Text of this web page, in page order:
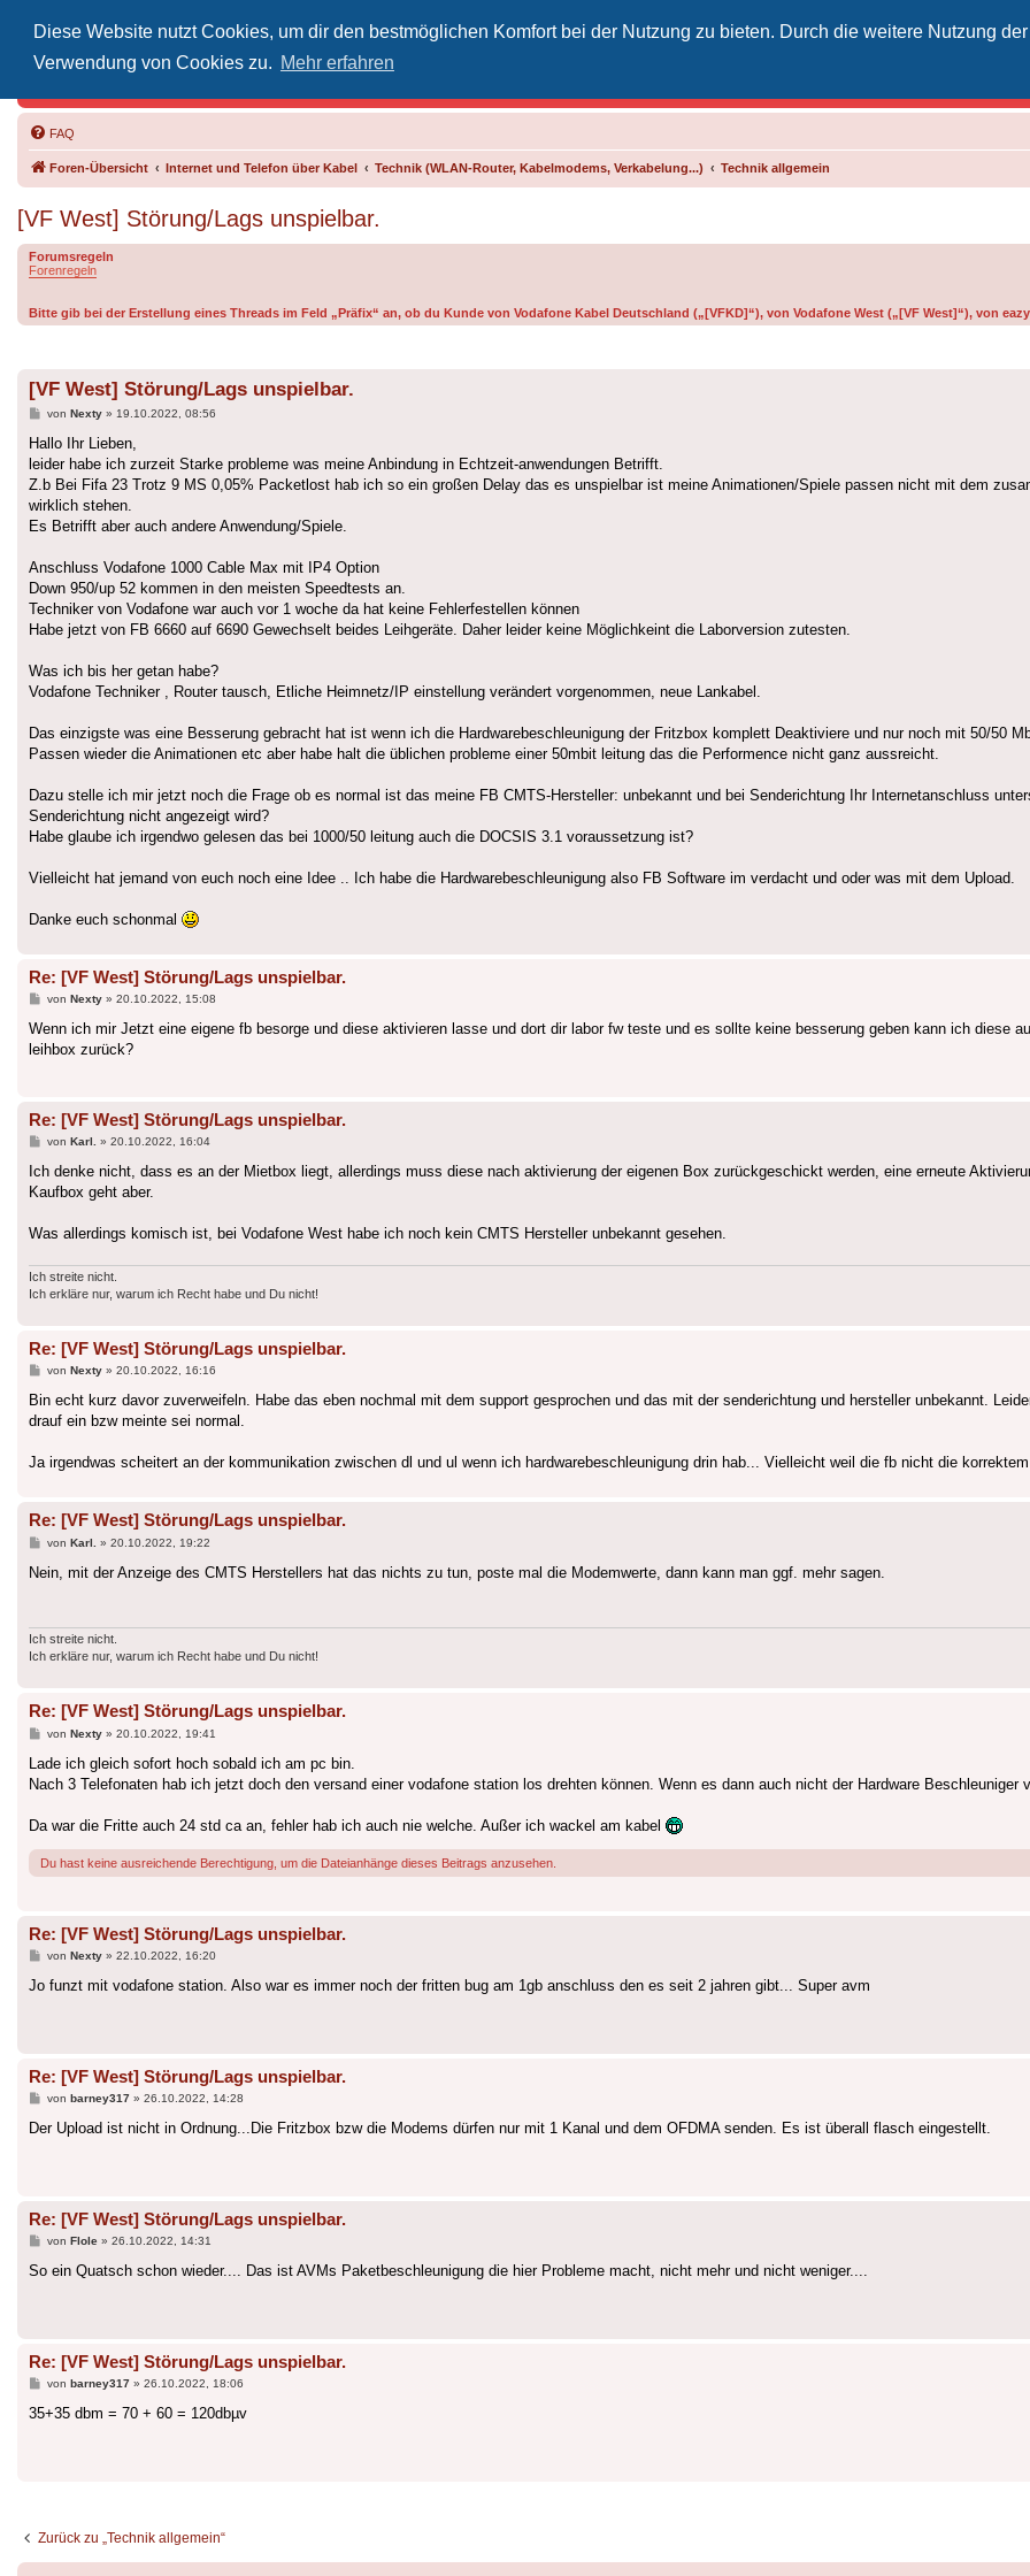
Diese Website nutzt Cookies, um dir den bestmöglichen Komfort bei der Nutzung zu bieten. Durch die weitere Nutzung
Verwendung von Cookies zu. Mehr erfahren
FAQ
Foren-Übersicht Internet und Telefon über Kabel Technik (WLAN-Router, Kabelmodems, Verkabelung...) Technik allgemein
[VF West] Störung/Lags unspielbar.
Forumsregeln
Forenregeln
Bitte gib bei der Erstellung eines Threads im Feld „Präfix“ an, ob du Kunde von Vodafone Kabel Deutschland („[VFKD]“), von Vodafone West („[VF West]“), von
[VF West] Störung/Lags unspielbar.
Beitrag
von Nexty» 19.10.2022, 08:56
Hallo Ihr Lieben,
leider habe ich zurzeit Starke probleme was meine Anbindung in Echtzeit-anwendungen Betrifft.
Z.b Bei Fifa 23 Trotz 9 MS 0,05% Packetlost hab ich so ein großen Delay das es unspielbar ist meine Animationen/Spiele passen nicht mit dem
wirklich stehen.
Es Betrifft aber auch andere Anwendung/Spiele.
Anschluss Vodafone 1000 Cable Max mit IP4 Option
Down 950/up 52 kommen in den meisten Speedtests an.
Techniker von Vodafone war auch vor 1 woche da hat keine Fehlerfestellen können
Habe jetzt von FB 6660 auf 6690 Gewechselt beides Leihgeräte. Daher leider keine Möglichkeint die Laborversion zutesten.
Was ich bis her getan habe?
Vodafone Techniker , Router tausch, Etliche Heimnetz/IP einstellung verändert vorgenommen, neue Lankabel.
Das einzigste was eine Besserung gebracht hat ist wenn ich die Hardwarebeschleunigung der Fritzbox komplett Deaktiviere und nur noch mit 50/50
Passen wieder die Animationen etc aber habe halt die üblichen probleme einer 50mbit leitung das die Performence nicht ganz aussreicht.
Dazu stelle ich mir jetzt noch die Frage ob es normal ist das meine FB CMTS-Hersteller: unbekannt und bei Senderichtung Ihr Internetanschluss
Senderichtung nicht angezeigt wird?
Habe glaube ich irgendwo gelesen das bei 1000/50 leitung auch die DOCSIS 3.1 voraussetzung ist?
Vielleicht hat jemand von euch noch eine Idee .. Ich habe die Hardwarebeschleunigung also FB Software im verdacht und oder was mit dem Upload.
Danke euch schonmal
Re: [VF West] Störung/Lags unspielbar.
Beitrag
von Nexty» 20.10.2022, 15:08
Wenn ich mir Jetzt eine eigene fb besorge und diese aktivieren lasse und dort dir labor fw teste und es sollte keine besserung geben kann ich diese
leihbox zurück?
Re: [VF West] Störung/Lags unspielbar.
Beitrag
von Karl. » 20.10.2022, 16:04
Ich denke nicht, dass es an der Mietbox liegt, allerdings muss diese nach aktivierung der eigenen Box zurückgeschickt werden, eine erneute
Kaufbox geht aber.
Was allerdings komisch ist, bei Vodafone West habe ich noch kein CMTS Hersteller unbekannt gesehen.
Ich streite nicht.
Ich erkläre nur, warum ich Recht habe und Du nicht!
Re: [VF West] Störung/Lags unspielbar.
Beitrag
von Nexty» 20.10.2022, 16:16
Bin echt kurz davor zuverweifeln. Habe das eben nochmal mit dem support gesprochen und das mit der senderichtung und hersteller unbekannt.
drauf ein bzw meinte sei normal.
Ja irgendwas scheitert an der kommunikation zwischen dl und ul wenn ich hardwarebeschleunigung drin hab... Vielleicht weil die fb nicht die
Re: [VF West] Störung/Lags unspielbar.
Beitrag
von Karl. » 20.10.2022, 19:22
Nein, mit der Anzeige des CMTS Herstellers hat das nichts zu tun, poste mal die Modemwerte, dann kann man ggf. mehr sagen.
Ich streite nicht.
Ich erkläre nur, warum ich Recht habe und Du nicht!
Re: [VF West] Störung/Lags unspielbar.
Beitrag
von Nexty» 20.10.2022, 19:41
Lade ich gleich sofort hoch sobald ich am pc bin.
Nach 3 Telefonaten hab ich jetzt doch den versand einer vodafone station los drehten können. Wenn es dann auch nicht der Hardware Beschleuniger
Da war die Fritte auch 24 std ca an, fehler hab ich auch nie welche. Außer ich wackel am kabel
Du hast keine ausreichende Berechtigung, um die Dateianhänge dieses Beitrags anzusehen.
Re: [VF West] Störung/Lags unspielbar.
Beitrag
von Nexty» 22.10.2022, 16:20
Jo funzt mit vodafone station. Also war es immer noch der fritten bug am 1gb anschluss den es seit 2 jahren gibt... Super avm
Re: [VF West] Störung/Lags unspielbar.
Beitrag
von barney317» 26.10.2022, 14:28
Der Upload ist nicht in Ordnung...Die Fritzbox bzw die Modems dürfen nur mit 1 Kanal und dem OFDMA senden. Es ist überall flasch eingestellt.
Re: [VF West] Störung/Lags unspielbar.
Beitrag
von Flole» 26.10.2022, 14:31
So ein Quatsch schon wieder.... Das ist AVMs Paketbeschleunigung die hier Probleme macht, nicht mehr und nicht weniger....
Re: [VF West] Störung/Lags unspielbar.
Beitrag
von barney317» 26.10.2022, 18:06
35+35 dbm = 70 + 60 = 120dbµv
Zurück zu „Technik allgemein“